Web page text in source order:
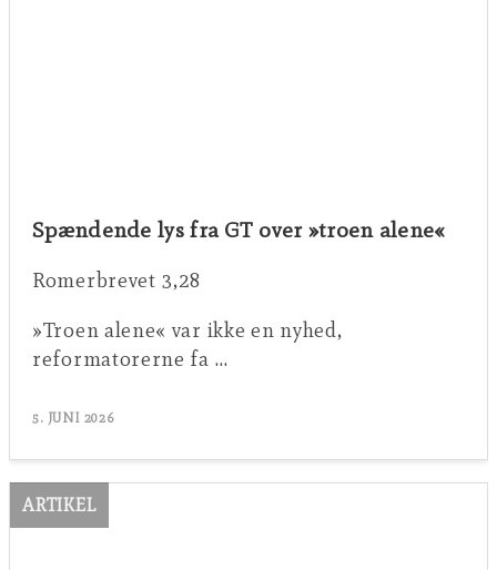
Spændende lys fra GT over »troen alene«
Romerbrevet 3,28
»Troen alene« var ikke en nyhed,
reformatorerne fa …
5. JUNI 2026
ARTIKEL